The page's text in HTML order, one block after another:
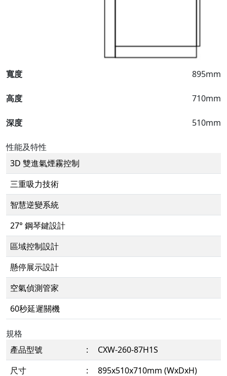
寬度 895mm
高度 710mm
深度 510mm
性能及特性
3D 雙進氣煙霧控制
三重吸力技術
智慧逆變系統
27° 鋼琴鍵設計
區域控制設計
懸停展示設計
空氣偵測管家
60秒延遲關機
規格
產品型號
:
CXW-260-87H1S
尺寸
: 895x510x710mm (WxDxH)